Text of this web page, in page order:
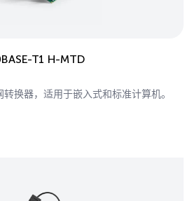
T1 H-MTD
换器，适用于嵌入式和标准计算机。